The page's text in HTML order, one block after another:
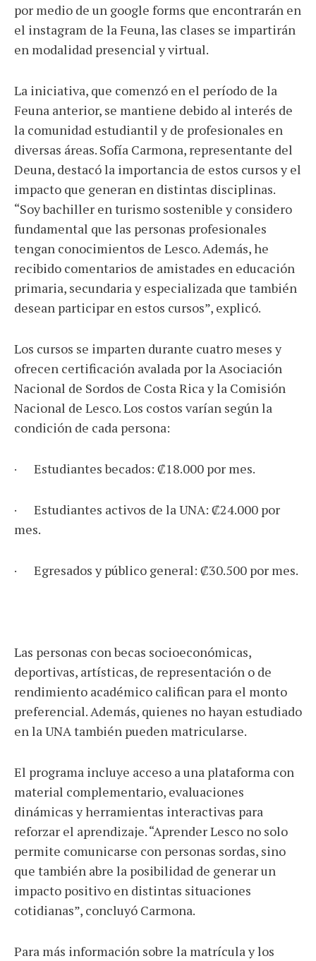
por medio de un google forms que encontrarán en
el instagram de la Feuna, las clases se impartirán
en modalidad presencial y virtual.
La iniciativa, que comenzó en el período de la
Feuna anterior, se mantiene debido al interés de
la comunidad estudiantil y de profesionales en
diversas áreas. Sofía Carmona, representante del
Deuna, destacó la importancia de estos cursos y el
impacto que generan en distintas disciplinas.
“Soy bachiller en turismo sostenible y considero
fundamental que las personas profesionales
tengan conocimientos de Lesco. Además, he
recibido comentarios de amistades en educación
primaria, secundaria y especializada que también
desean participar en estos cursos”, explicó.
Los cursos se imparten durante cuatro meses y
ofrecen certificación avalada por la Asociación
Nacional de Sordos de Costa Rica y la Comisión
Nacional de Lesco. Los costos varían según la
condición de cada persona:
· Estudiantes becados: ₡18.000 por mes.
· Estudiantes activos de la UNA: ₡24.000 por
mes.
· Egresados y público general: ₡30.500 por mes.
Las personas con becas socioeconómicas,
deportivas, artísticas, de representación o de
rendimiento académico califican para el monto
preferencial. Además, quienes no hayan estudiado
en la UNA también pueden matricularse.
El programa incluye acceso a una plataforma con
material complementario, evaluaciones
dinámicas y herramientas interactivas para
reforzar el aprendizaje. “Aprender Lesco no solo
permite comunicarse con personas sordas, sino
que también abre la posibilidad de generar un
impacto positivo en distintas situaciones
cotidianas”, concluyó Carmona.
Para más información sobre la matrícula y los